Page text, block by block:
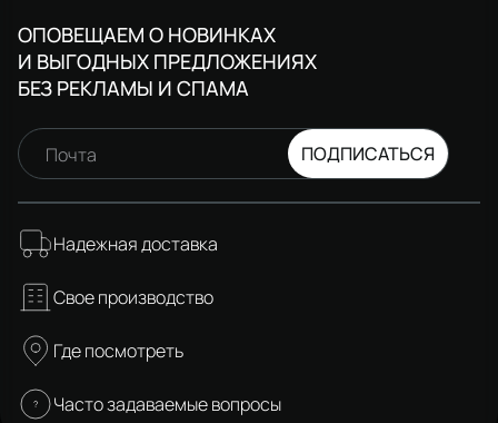
ОПОВЕЩАЕМ О НОВИНКАХ
И ВЫГОДНЫХ ПРЕДЛОЖЕНИЯХ
БЕЗ РЕКЛАМЫ И СПАМА
Почта ПОДПИСАТЬСЯ
Надежная доставка
Свое производство
Где посмотреть
Часто задаваемые вопросы